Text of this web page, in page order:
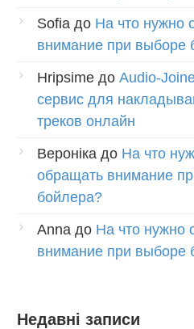
Sofia до На что нужно
внимание при выборе
Hripsime до Audio-
сервис для
треков онлайн
Вероніка до На что
обращать внимание
бойлера?
Anna до На что нужно
внимание при выборе
Недавні записи